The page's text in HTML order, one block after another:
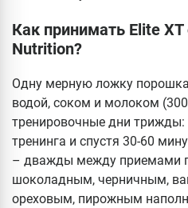
Как принимать Elite XT
Nutrition?
Одну мерную ложку
водой, соком и молоком
тренировочные дни трижды:
тренинга и спустя 30-60
– дважды между приемами
шоколадным, черничным,
ореховым, пирожным